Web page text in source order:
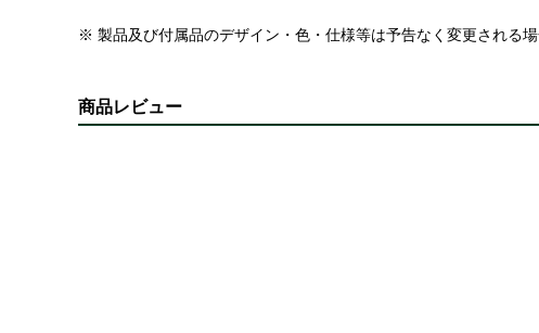
※ 製品及び付属品のデザイン・色・仕様等は予告なく変更される場
商品レビュー